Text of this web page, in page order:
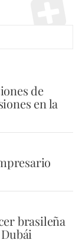
de
en la
brasileña